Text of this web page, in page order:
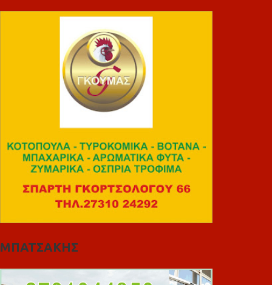
ΜΠΑΤΣΑΚΗΣ